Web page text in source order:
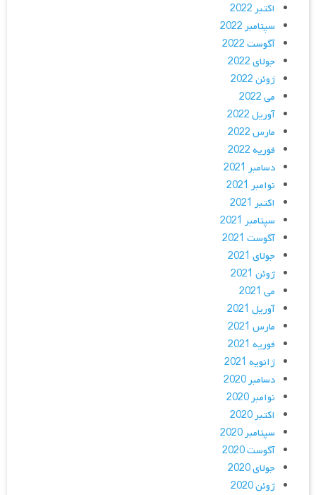
اکتبر 2022
سپتامبر 2022
آگوست 2022
جولای 2022
ژوئن 2022
می 2022
آوریل 2022
مارس 2022
فوریه 2022
دسامبر 2021
نوامبر 2021
اکتبر 2021
سپتامبر 2021
آگوست 2021
جولای 2021
ژوئن 2021
می 2021
آوریل 2021
مارس 2021
فوریه 2021
ژانویه 2021
دسامبر 2020
نوامبر 2020
اکتبر 2020
سپتامبر 2020
آگوست 2020
جولای 2020
ژوئن 2020